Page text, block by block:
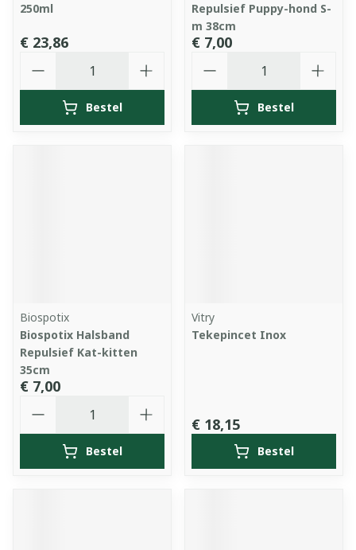
250ml
€ 23,86
Bestel
Repulsief Puppy-hond S-
m 38cm
€ 7,00
Bestel
Biospotix
Biospotix Halsband
Repulsief Kat-kitten
35cm
€ 7,00
Bestel
Vitry
Tekepincet Inox
€ 18,15
Bestel